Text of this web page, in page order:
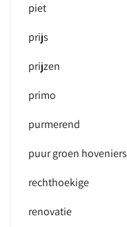
piet
prijs
prijzen
primo
purmerend
puur groen hoveniers
rechthoekige
renovatie